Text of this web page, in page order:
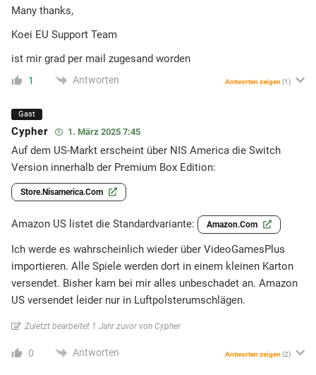
Many thanks,
Koei EU Support Team
ist mir grad per mail zugesand worden
1 Antworten Antworten zeigen (1)
Gast
Cypher 1. März 2025 7:45
Auf dem US-Markt erscheint über NIS America die Switch
Version innerhalb der Premium Box Edition:
Store.nisamerica.com
Amazon US listet die Standardvariante: Amazon.com
Ich werde es wahrscheinlich wieder über VideoGamesPlus
importieren. Alle Spiele werden dort in einem kleinen Karton
versendet. Bisher kam bei mir alles unbeschadet an. Amazon
US versendet leider nur in Luftpolsterumschlägen.
Zuletzt bearbeitet 1 Jahr zuvor von Cypher
0 Antworten Antworten zeigen (2)